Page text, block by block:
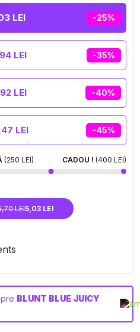
cu un vibe natural
Simplu, eficient,
nu e aici să joace un rol
-25%
LEI
-35%
LEI
-40%
LEI
-45%
LEI
(250 LEI) CADOU ! (400 LEI)
LEI5,03 LEI
BLUNT BLUE JUICY